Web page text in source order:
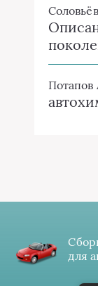
Потапов
для